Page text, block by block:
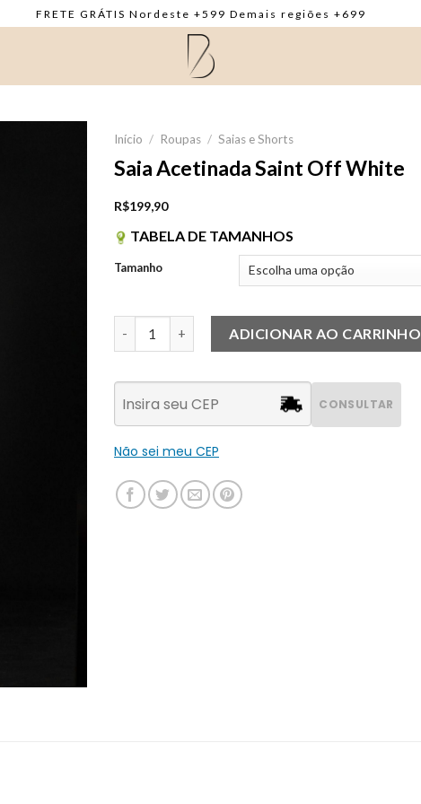
FRETE GRÁTIS Nordeste +599 Demais regiões +699
Início / Roupas / Saias e Shorts
Saia Acetinada Saint Off White
R$199,90
TABELA DE TAMANHOS
Tamanho
ADICIONAR AO CARRINHO
CONSULTAR
Não sei meu CEP